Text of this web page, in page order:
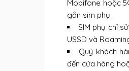
Mobifone hoặc
gắn sim phụ.
SIM phụ chỉ
USSD và
Quý khách
đến cửa hàng